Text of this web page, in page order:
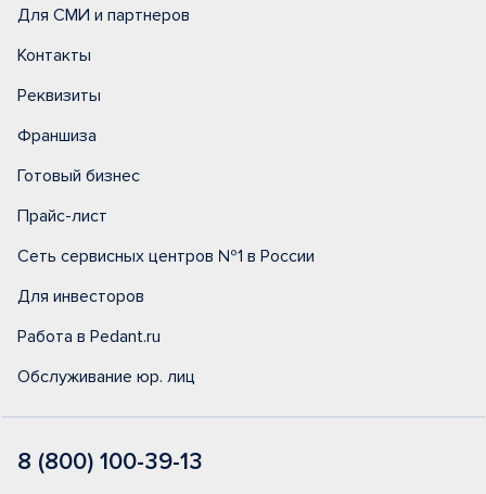
Для СМИ и партнеров
Контакты
Реквизиты
Франшиза
Готовый бизнес
Прайс-лист
Сеть сервисных центров №1 в России
Для инвесторов
Работа в Pedant.ru
Обслуживание юр. лиц
8 (800) 100-39-13